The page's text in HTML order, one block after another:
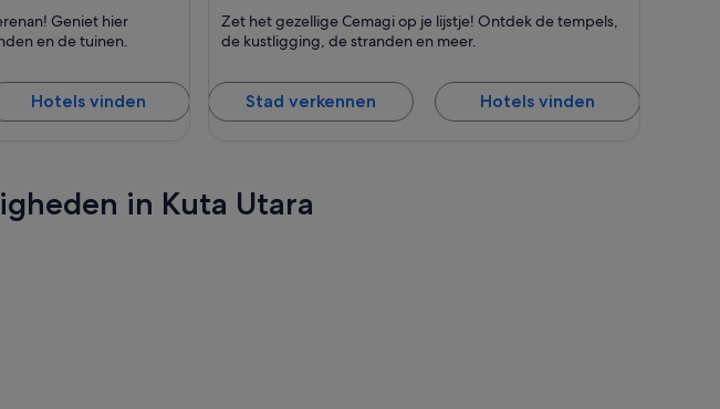
en Surfen
Geniet hier
en de tuinen.
Hotels vinden
Staat bekend om Zwemmen, Kleine stad en Fietsen
Zet het gezellige Cemagi op je lijstje! Ontdek de tempels,
de kustligging, de stranden en meer.
Stad verkennen Hotels vinden
in Kuta Utara